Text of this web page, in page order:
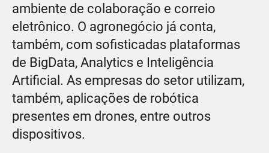
ambiente de colaboração e correio
eletrônico. O agronegócio já conta,
também, com sofisticadas plataformas
de BigData, Analytics e Inteligência
Artificial. As empresas do setor utilizam,
também, aplicações de robótica
presentes em drones, entre outros
dispositivos.